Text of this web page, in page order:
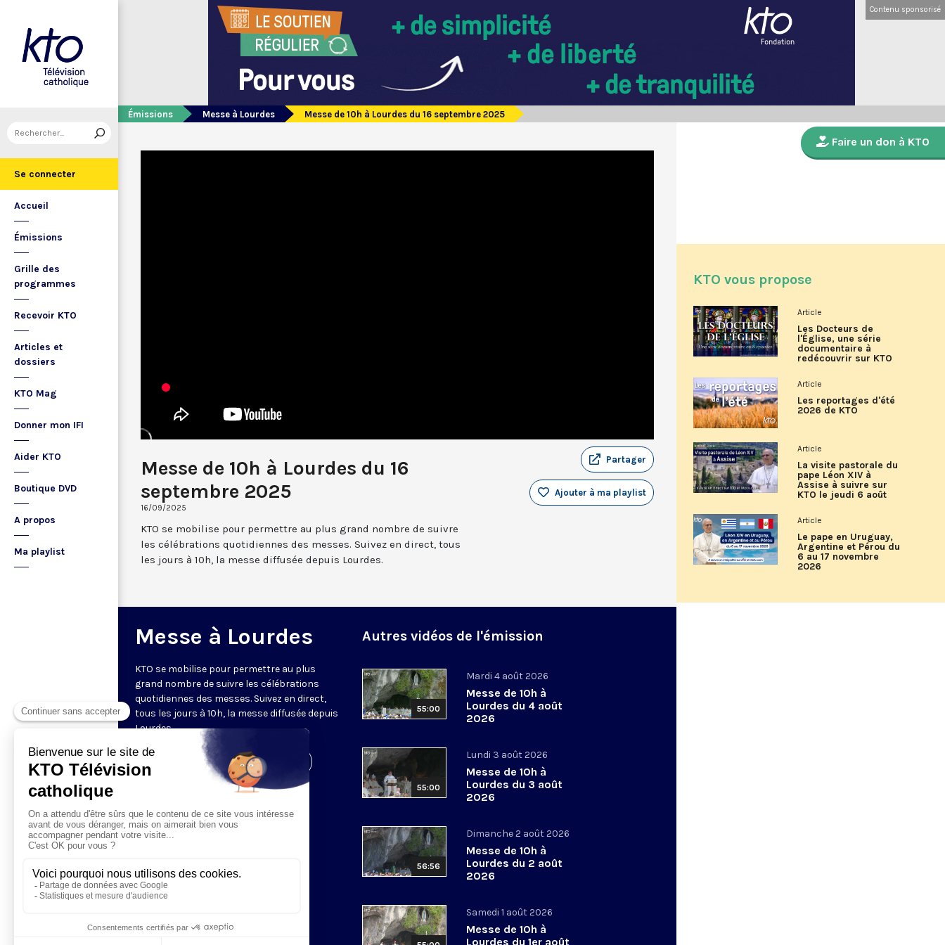
Se connecter
Accueil
Émissions
Grille des
programmes
Recevoir KTO
Articles et
dossiers
KTO Mag
Donner mon IFI
Aider KTO
Boutique DVD
A propos
Ma playlist
Contenu sponsorisé
Émissions Messe à Lourdes Messe de 10h à Lourdes du 16 septembre 2025
Messe de 10h à Lourdes du 16
septembre 2025
16/09/2025
Partager
Ajouter à ma playlist
KTO se mobilise pour permettre au plus grand nombre de suivre
les célébrations quotidiennes des messes. Suivez en direct, tous
les jours à 10h, la messe diffusée depuis Lourdes.
Messe à Lourdes
KTO se mobilise pour permettre au plus
grand nombre de suivre les célébrations
quotidiennes des messes. Suivez en direct,
tous les jours à 10h, la messe diffusée depuis
Lourdes.
Visiter la page de l'émission
Autres vidéos de l'émission
55:00
Mardi 4 août 2026
Messe de 10h à
Lourdes du 4 août
2026
55:00
Lundi 3 août 2026
Messe de 10h à
Lourdes du 3 août
2026
56:56
Dimanche 2 août 2026
Messe de 10h à
Lourdes du 2 août
2026
Samedi 1 août 2026
Messe de 10h à
Lourdes du 1er août
Faire un don à KTO
KTO vous propose
Article
Les Docteurs de
l'Église, une série
documentaire à
redécouvrir sur KTO
Article
Les reportages d'été
2026 de KTO
Article
La visite pastorale du
pape Léon XIV à
Assise à suivre sur
KTO le jeudi 6 août
Article
Le pape en Uruguay,
Argentine et Pérou du
6 au 17 novembre
2026